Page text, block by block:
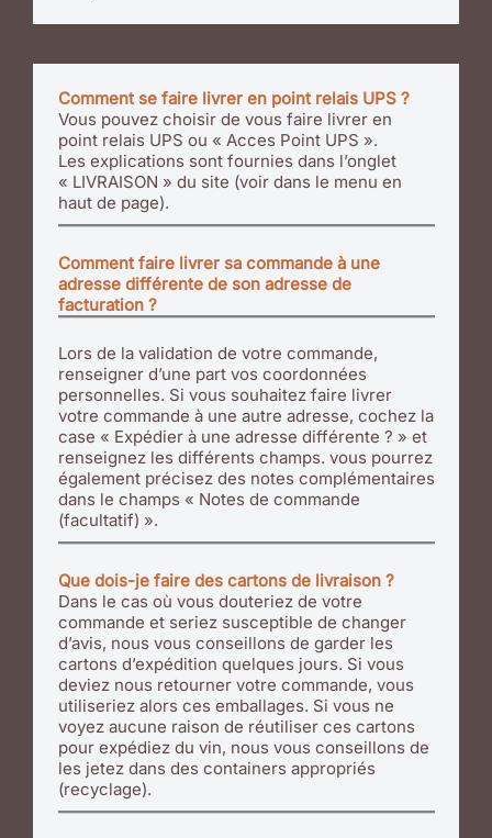
Comment se faire livrer en point relais UPS ?
Vous pouvez choisir de vous faire livrer en
point relais UPS ou « Acces Point UPS ».
Les explications sont fournies dans l’onglet
« LIVRAISON » du site (voir dans le menu en
haut de page).
Comment faire livrer sa commande à une
adresse différente de son adresse de
facturation ?
Lors de la validation de votre commande,
renseigner d’une part vos coordonnées
personnelles. Si vous souhaitez faire livrer
votre commande à une autre adresse, cochez la
case « Expédier à une adresse différente ? » et
renseignez les différents champs. vous pourrez
également précisez des notes complémentaires
dans le champs « Notes de commande
(facultatif) ».
Que dois-je faire des cartons de livraison ?
Dans le cas où vous douteriez de votre
commande et seriez susceptible de changer
d’avis, nous vous conseillons de garder les
cartons d’expédition quelques jours. Si vous
deviez nous retourner votre commande, vous
utiliseriez alors ces emballages. Si vous ne
voyez aucune raison de réutiliser ces cartons
pour expédiez du vin, nous vous conseillons de
les jetez dans des containers appropriés
(recyclage).